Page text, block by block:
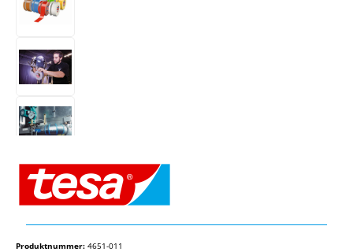
Produktnummer: 4651-011